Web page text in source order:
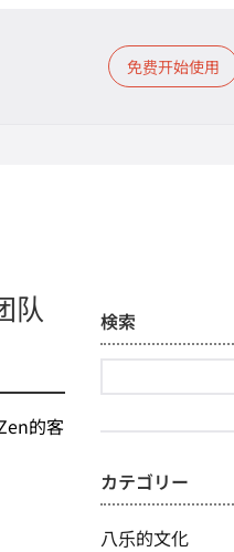
免费开始使用
队
的客
検索
尋
關
字:
カテゴリー
八乐的文化